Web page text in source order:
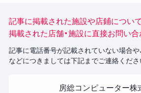
記事に掲載された施設や店鋪につい
掲載された店舗・施設に直接お問い合
記事に電話番号が記載されていない場合や
などにつきましては下記までご連絡くださ
房総コンピューター株